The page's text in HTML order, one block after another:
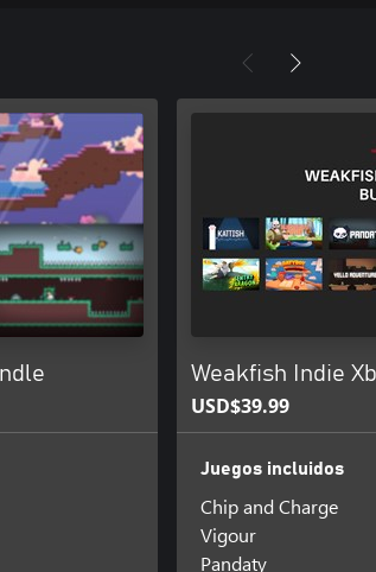
Weakfish Indie
USD$39.99
Juegos incluidos
Chip and Charge
Vigour
Pandaty